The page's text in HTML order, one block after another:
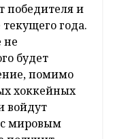
победителя и
года.
не
будет
помимо
хоккейных
войдут
с мировым